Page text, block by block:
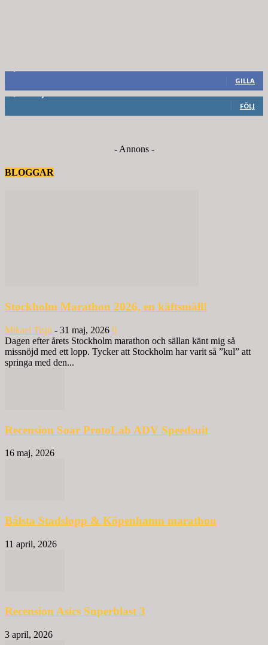
GILLA
FÖLJ
- Annons -
BLOGGAR
Stockholm Marathon 2026, en käftsmäll!
Mikael Tisjö - 31 maj, 2026 0
Dagen efter årets Stockholm marathon och sällan känt mig så
missnöjd med ett lopp. Tycker att Stockholm har varit så ”kul” att
springa med den...
Recension Soar ProtoLab ADV Speedsuit
16 maj, 2026
Bålsta Stadslopp & Köpenhamn marathon
11 april, 2026
Recension Asics Superblast 3
3 april, 2026